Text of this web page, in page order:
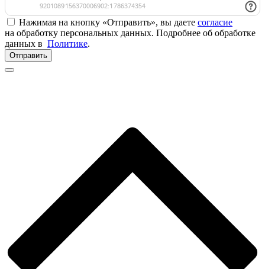
Нажимая на кнопку «Отправить», вы даете согласие
на обработку персональных данных. Подробнее об обработке
данных в Политике.
Отправить